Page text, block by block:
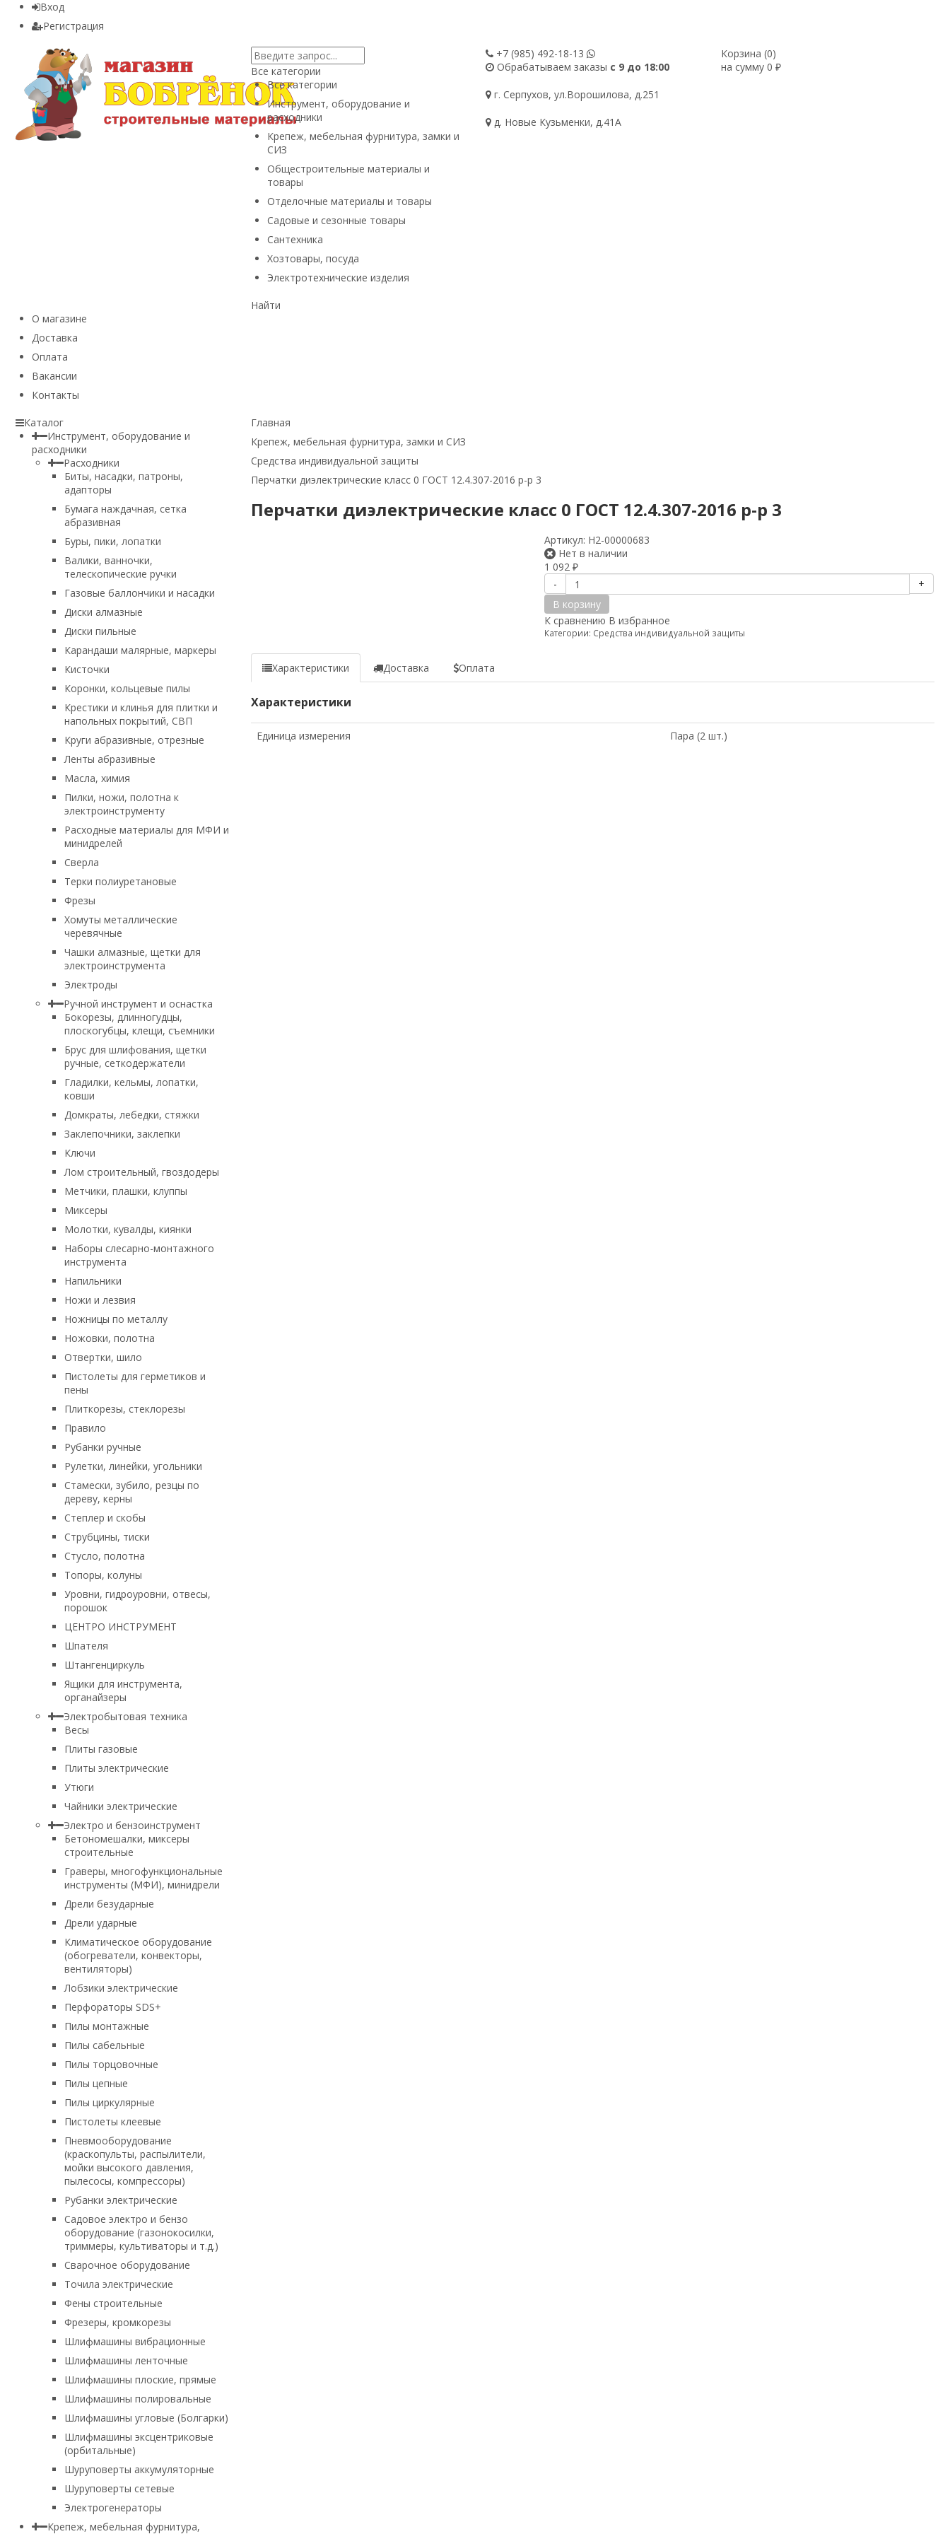
Вход
Регистрация
Все категории
Все категории
Инструмент, оборудование и
расходники
Крепеж, мебельная фурнитура, замки и
СИЗ
Общестроительные материалы и
товары
Отделочные материалы и товары
Садовые и сезонные товары
Сантехника
Хозтовары, посуда
Электротехнические изделия
Найти
+7 (985) 492-18-13
Обрабатываем заказы с 9 до 18:00
г. Серпухов, ул.Ворошилова, д.251
д. Новые Кузьменки, д.41А
Корзина (0)
на сумму 0 ₽
О магазине
Доставка
Оплата
Вакансии
Контакты
Главная
Крепеж, мебельная фурнитура, замки и СИЗ
Средства индивидуальной защиты
Перчатки диэлектрические класс 0 ГОСТ 12.4.307-2016 р-р 3
Перчатки диэлектрические класс 0 ГОСТ 12.4.307-2016 р-р 3
Артикул: Н2-00000683
Нет в наличии
1 092₽
-
+
В корзину
К сравнению В избранное
Категории: Средства индивидуальной защиты
Характеристики Доставка Оплата
Характеристики
Единица измерения Пара (2 шт.)
Каталог
Инструмент, оборудование и
расходники
Расходники
Биты, насадки, патроны,
адапторы
Бумага наждачная, сетка
абразивная
Буры, пики, лопатки
Валики, ванночки,
телескопические ручки
Газовые баллончики и насадки
Диски алмазные
Диски пильные
Карандаши малярные, маркеры
Кисточки
Коронки, кольцевые пилы
Крестики и клинья для плитки и
напольных покрытий, СВП
Круги абразивные, отрезные
Ленты абразивные
Масла, химия
Пилки, ножи, полотна к
электроинструменту
Расходные материалы для МФИ и
минидрелей
Сверла
Терки полиуретановые
Фрезы
Хомуты металлические
черевячные
Чашки алмазные, щетки для
электроинструмента
Электроды
Ручной инструмент и оснастка
Бокорезы, длинногудцы,
плоскогубцы, клещи, съемники
Брус для шлифования, щетки
ручные, сеткодержатели
Гладилки, кельмы, лопатки,
ковши
Домкраты, лебедки, стяжки
Заклепочники, заклепки
Ключи
Лом строительный, гвоздодеры
Метчики, плашки, клуппы
Миксеры
Молотки, кувалды, киянки
Наборы слесарно-монтажного
инструмента
Напильники
Ножи и лезвия
Ножницы по металлу
Ножовки, полотна
Отвертки, шило
Пистолеты для герметиков и
пены
Плиткорезы, стеклорезы
Правило
Рубанки ручные
Рулетки, линейки, угольники
Стамески, зубило, резцы по
дереву, керны
Степлер и скобы
Струбцины, тиски
Стусло, полотна
Топоры, колуны
Уровни, гидроуровни, отвесы,
порошок
ЦЕНТРО ИНСТРУМЕНТ
Шпателя
Штангенциркуль
Ящики для инструмента,
органайзеры
Электробытовая техника
Весы
Плиты газовые
Плиты электрические
Утюги
Чайники электрические
Электро и бензоинструмент
Бетономешалки, миксеры
строительные
Граверы, многофункциональные
инструменты (МФИ), минидрели
Дрели безударные
Дрели ударные
Климатическое оборудование
(обогреватели, конвекторы,
вентиляторы)
Лобзики электрические
Перфораторы SDS+
Пилы монтажные
Пилы сабельные
Пилы торцовочные
Пилы цепные
Пилы циркулярные
Пистолеты клеевые
Пневмооборудование
(краскопульты, распылители,
мойки высокого давления,
пылесосы, компрессоры)
Рубанки электрические
Садовое электро и бензо
оборудование (газонокосилки,
триммеры, культиваторы и т.д.)
Сварочное оборудование
Точила электрические
Фены строительные
Фрезеры, кромкорезы
Шлифмашины вибрационные
Шлифмашины ленточные
Шлифмашины плоские, прямые
Шлифмашины полировальные
Шлифмашины угловые (Болгарки)
Шлифмашины эксцентриковые
(орбитальные)
Шуруповерты аккумуляторные
Шуруповерты сетевые
Электрогенераторы
Крепеж, мебельная фурнитура,